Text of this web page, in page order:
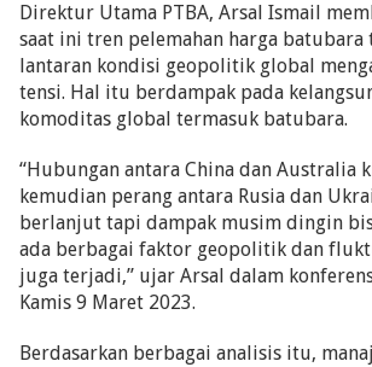
Direktur Utama PTBA, Arsal Ismail
saat ini tren pelemahan harga
lantaran kondisi geopolitik global
tensi. Hal itu berdampak pada
komoditas global termasuk batubara.
“Hubungan antara China dan Australia
kemudian perang antara Rusia dan
berlanjut tapi dampak musim dingin
ada berbagai faktor geopolitik dan
juga terjadi,” ujar Arsal dalam
Kamis 9 Maret 2023.
Berdasarkan berbagai analisis itu,